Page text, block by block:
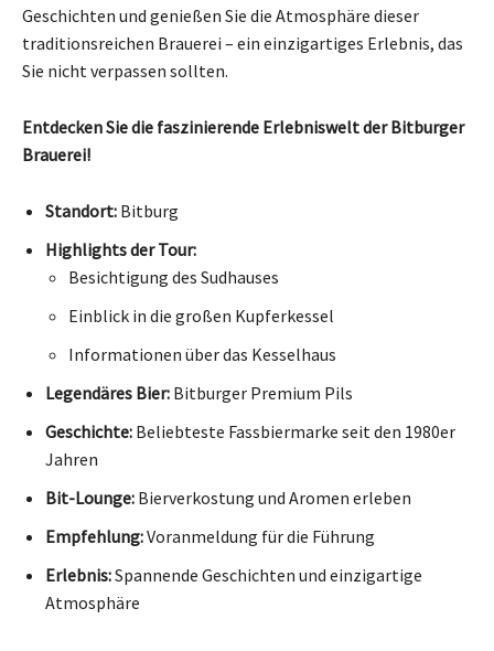
Geschichten und genießen Sie die Atmosphäre dieser
traditionsreichen Brauerei – ein einzigartiges Erlebnis, das
Sie nicht verpassen sollten.
Entdecken Sie die faszinierende Erlebniswelt der Bitburger
Brauerei!
Standort: Bitburg
Highlights der Tour:
Besichtigung des Sudhauses
Einblick in die großen Kupferkessel
Informationen über das Kesselhaus
Legendäres Bier: Bitburger Premium Pils
Geschichte: Beliebteste Fassbiermarke seit den 1980er
Jahren
Bit-Lounge: Bierverkostung und Aromen erleben
Empfehlung:Voranmeldung für die Führung
Erlebnis:Spannende Geschichten und einzigartige
Atmosphäre